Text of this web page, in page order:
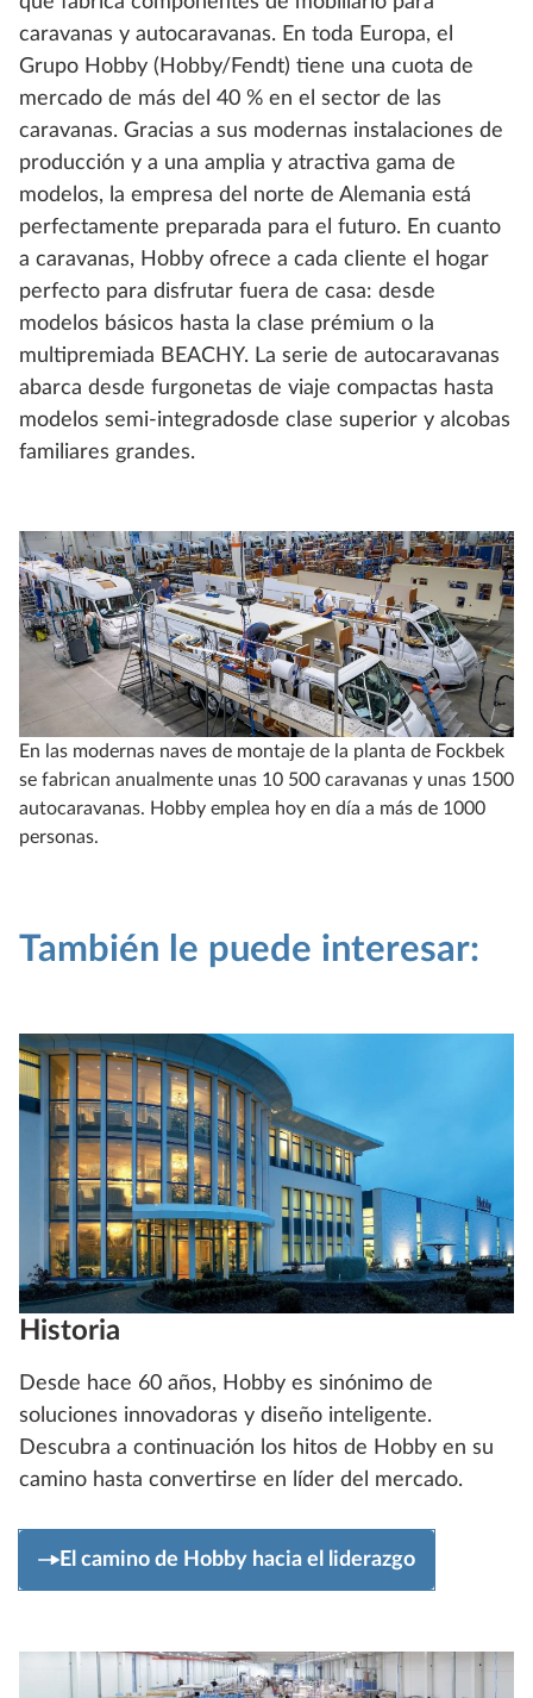
caravanas y autocaravanas. En toda Europa, el
Grupo Hobby (Hobby/Fendt) tiene una cuota de
mercado de más del 40 % en el sector de las
caravanas. Gracias a sus modernas instalaciones de
producción y a una amplia y atractiva gama de
modelos, la empresa del norte de Alemania está
perfectamente preparada para el futuro. En cuanto
a caravanas, Hobby ofrece a cada cliente el hogar
perfecto para disfrutar fuera de casa: desde
modelos básicos hasta la clase prémium o la
multipremiada BEACHY. La serie de autocaravanas
abarca desde furgonetas de viaje compactas hasta
modelos semi-integradosde clase superior y alcobas
familiares grandes.
En las modernas naves de montaje de la planta de Fockbek
se fabrican anualmente unas 10 500 caravanas y unas 1500
autocaravanas. Hobby emplea hoy en día a más de 1000
personas.
También le puede interesar:
Historia
Desde hace 60 años, Hobby es sinónimo de
soluciones innovadoras y diseño inteligente.
Descubra a continuación los hitos de Hobby en su
camino hasta convertirse en líder del mercado.
El camino de Hobby hacia el liderazgo